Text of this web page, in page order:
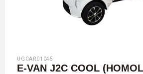
UGCAR01045
E-VAN J2C COOL